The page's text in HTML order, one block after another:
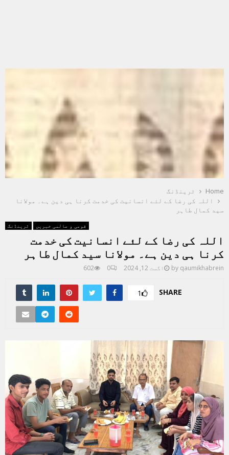
Home
ٹرینڈنگ
اللہ کی رضا کے لئے انسانیت کی خدمت کرنا ہی دین ہے۔ مولانا
سید کمال طاہر
ٹرینڈنگ قومی و عالمی خبریں
اللہ کی رضا کے لئے انسانیت کی خدمت
کرنا ہی دین ہے۔ مولانا سید کمال طاہر
by qaumikhabrein اگست 12, 2024 0
602
SHARE
1